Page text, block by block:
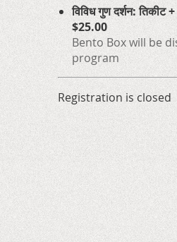
विविध गुण दर्शन:
$25.00
Bento Box will be
program
Registration is closed